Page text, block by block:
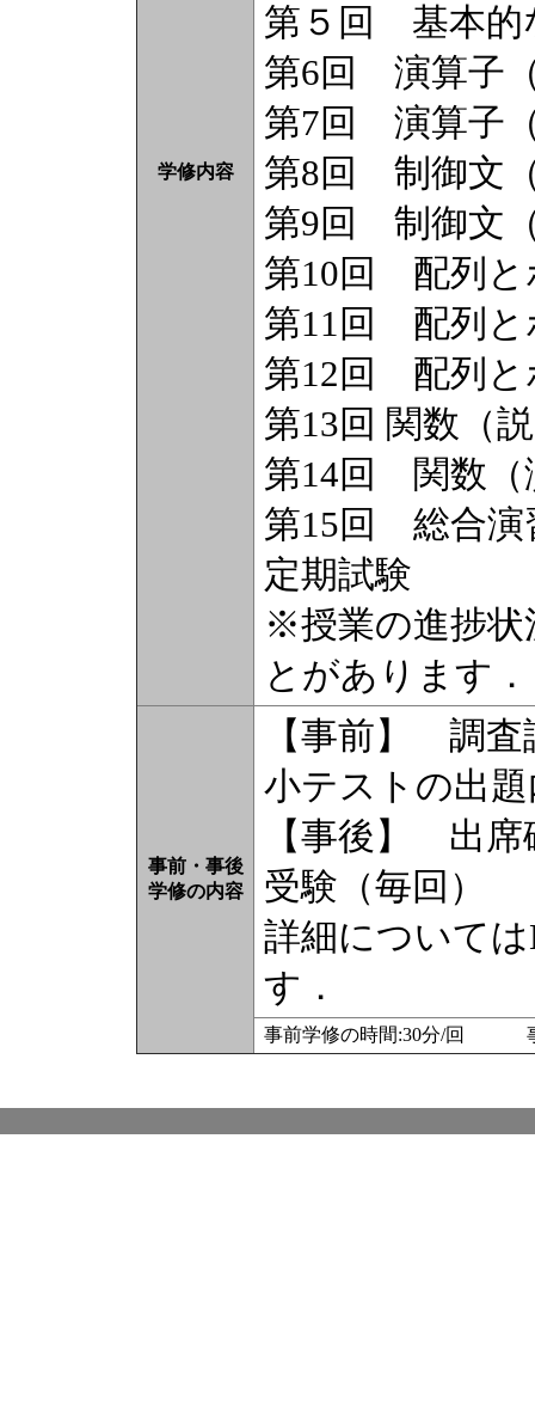
学修内容
第５回 基本的
第6回 演算子
第7回 演算子
第8回 制御文
第9回 制御文
第10回 配列と
第11回 配列と
第12回 配列と
第13回 関数（
第14回 関数（
第15回 総合演
定期試験
※授業の進捗状
とがあります．
事前・事後
学修の内容
【事前】 調査
小テストの出
【事後】 出席
受験（毎回）
詳細について
す．
事前学修の時間:30分/回 事